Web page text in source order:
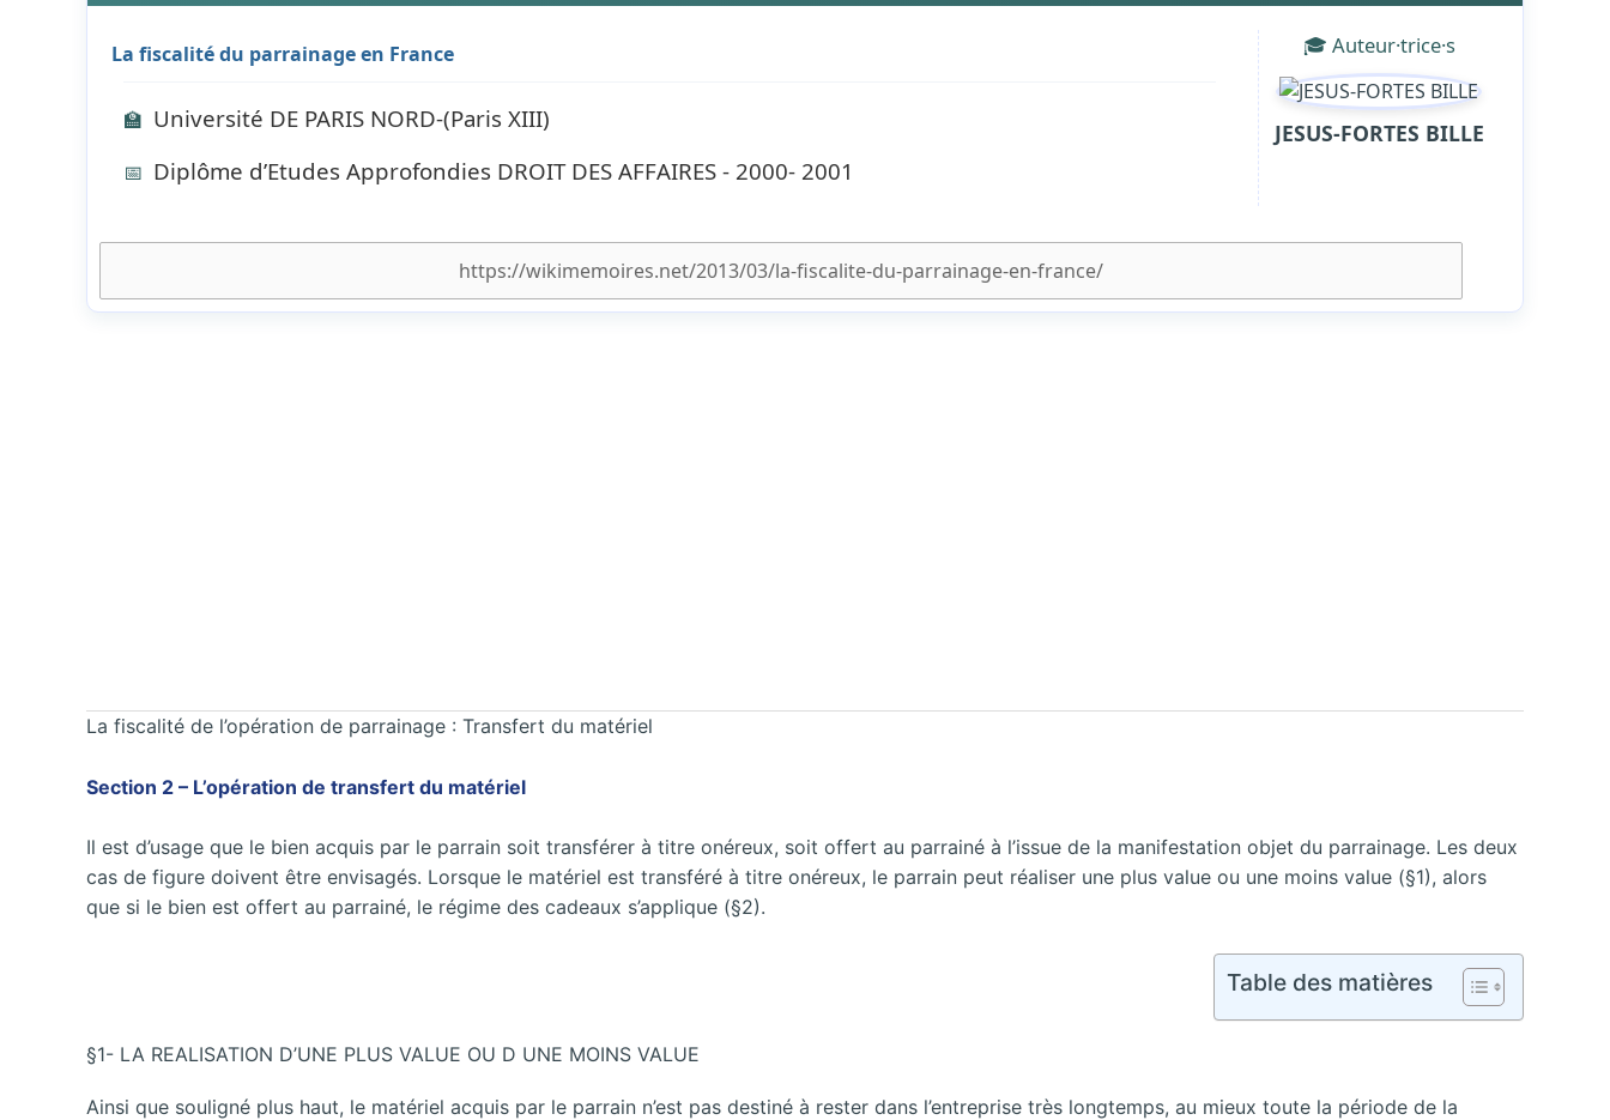
La fiscalité du parrainage en France
🏫 Université DE PARIS NORD-(Paris XIII)
📅 Diplôme d’Etudes Approfondies DROIT DES AFFAIRES - 2000- 2001
🎓 Auteur·trice·s
JESUS-FORTES BILLE
La fiscalité de l’opération de parrainage : Transfert du matériel
Section 2 – L’opération de transfert du matériel
Il est d’usage que le bien acquis par le parrain soit transférer à titre onéreux, soit offert au parrainé à l’issue de la manifestation objet du parrainage. Les deux
cas de figure doivent être envisagés. Lorsque le matériel est transféré à titre onéreux, le parrain peut réaliser une plus value ou une moins value (§1), alors
que si le bien est offert au parrainé, le régime des cadeaux s’applique (§2).
Table des matières
§1- LA REALISATION D’UNE PLUS VALUE OU D UNE MOINS VALUE
Ainsi que souligné plus haut, le matériel acquis par le parrain n’est pas destiné à rester dans l’entreprise très longtemps, au mieux toute la période de la